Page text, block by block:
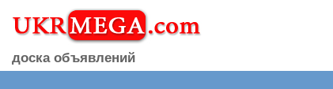
доска объявлений